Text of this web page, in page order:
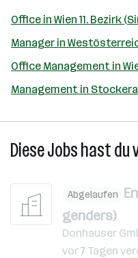
Office in Wien 11. Bezirk
Manager in
Office Management in
Management in
Diese Jobs hast du
Abgelaufen
genders)
Donhauser
vor 7 Tagen